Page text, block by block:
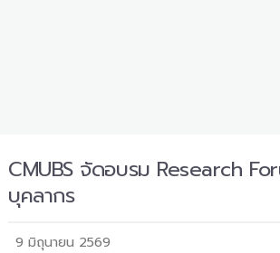
CMUBS จัดอบรม Research
บุคลากร
9 มิถุนายน 2569